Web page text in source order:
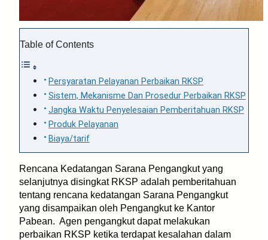
Table of Contents
Persyaratan Pelayanan Perbaikan RKSP
Sistem, Mekanisme Dan Prosedur Perbaikan RKSP
Jangka Waktu Penyelesaian Pemberitahuan RKSP
Produk Pelayanan
Biaya/tarif
Rencana Kedatangan Sarana Pengangkut yang
selanjutnya disingkat RKSP adalah pemberitahuan
tentang rencana kedatangan Sarana Pengangkut
yang disampaikan oleh Pengangkut ke Kantor
Pabean. Agen pengangkut dapat melakukan
perbaikan RKSP ketika terdapat kesalahan dalam